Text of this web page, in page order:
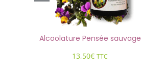
Alcoolature Pensée sauvage
13,50€ TTC